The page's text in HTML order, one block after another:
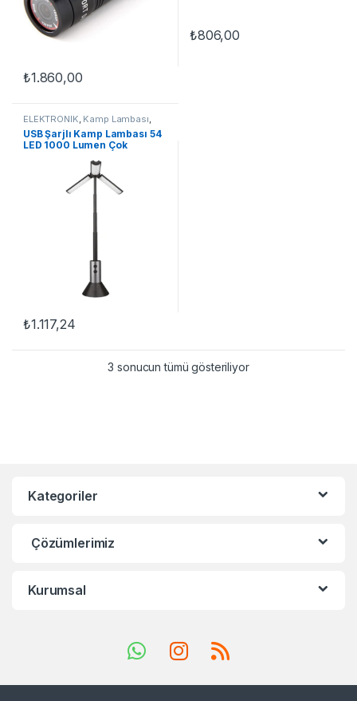
₺1.860,00
₺806,00
ELEKTRONİK, Kamp Lambası,
SPOR & OUTDOOR
USB Şarjlı Kamp Lambası 54
LED 1000 Lumen Çok
₺1.117,24
3 sonucun tümü gösteriliyor
Kategoriler
Çözümlerimiz
Kurumsal